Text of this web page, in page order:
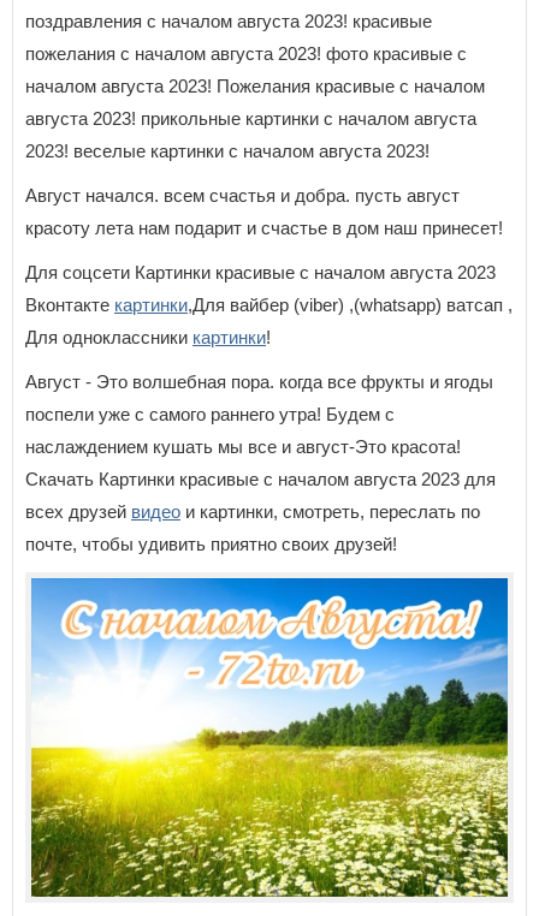
поздравления с началом августа 2023! красивые
пожелания с началом августа 2023! фото красивые с
началом августа 2023! Пожелания красивые с началом
августа 2023! прикольные картинки с началом августа
2023! веселые картинки с началом августа 2023!
Август начался. всем счастья и добра. пусть август
красоту лета нам подарит и счастье в дом наш принесет!
Для соцсети Картинки красивые с началом августа 2023
Вконтакте картинки,Для вайбер (viber) ,(whatsapp) ватсап ,
Для одноклассники картинки!
Август - Это волшебная пора. когда все фрукты и ягоды
поспели уже с самого раннего утра! Будем с
наслаждением кушать мы все и август-Это красота!
Скачать Картинки красивые с началом августа 2023 для
всех друзей видео и картинки, смотреть, переслать по
почте, чтобы удивить приятно своих друзей!